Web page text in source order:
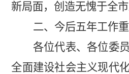
新局面，创造无愧于全市
二、今后五年工作
各位代表、各位委
全面建设社会主义现代